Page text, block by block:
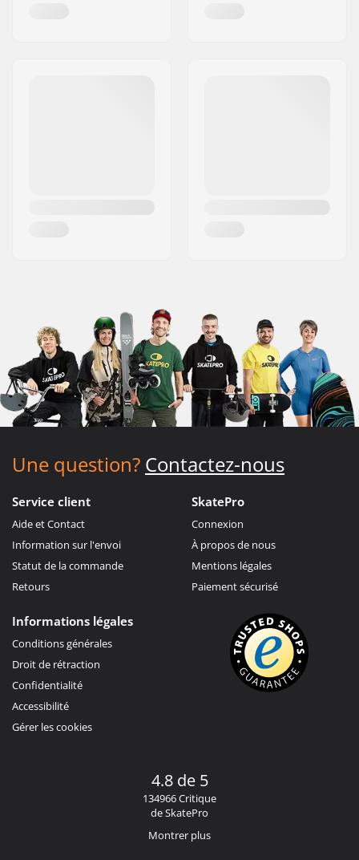
Une question? Contactez-nous
Service client
Aide et Contact
Information sur l'envoi
Statut de la commande
Retours
SkatePro
Connexion
À propos de nous
Mentions légales
Paiement sécurisé
Informations légales
Conditions générales
Droit de rétraction
Confidentialité
Accessibilité
Gérer les cookies
4.8 de 5
134966 Critique
de SkatePro
Montrer plus